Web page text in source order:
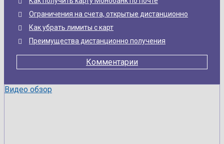
Ограничения на счета, открытые дистанционно
Как убрать лимиты с карт
Преимущества дистанционно получения
Комментарии
Видео обзор